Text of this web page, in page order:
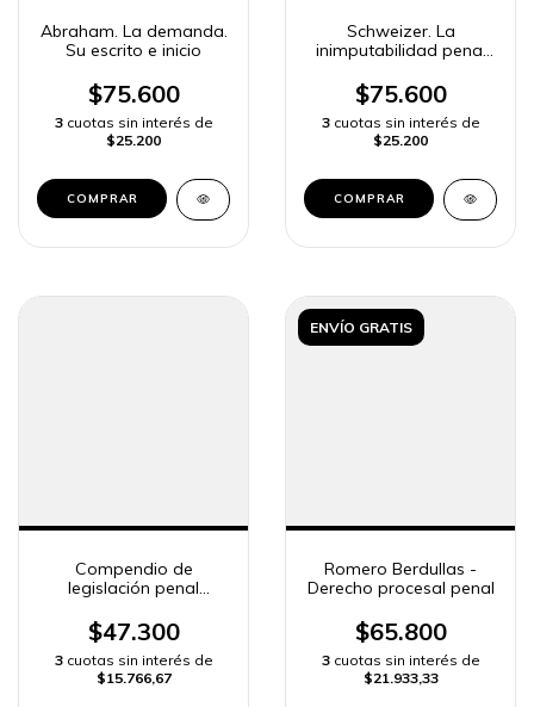
Abraham. La demanda.
Su escrito e inicio
$75.600
3 cuotas sin interés de
$25.200
COMPRAR
Schweizer. La
inimputabilidad penal
$75.600
3 cuotas sin interés de
$25.200
COMPRAR
Compendio de
legislación penal
$47.300
3 cuotas sin interés de
$15.766,67
ENVÍO GRATIS
Romero Berdullas -
Derecho procesal penal
$65.800
3 cuotas sin interés de
$21.933,33